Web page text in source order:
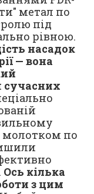
метал по
під
рівною.
насадок
— вона
сучасних
молотком по
Ось кілька
з цим